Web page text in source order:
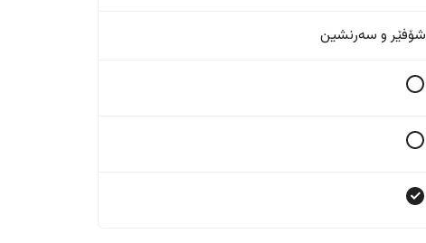
شۆفێر و سەرنشین